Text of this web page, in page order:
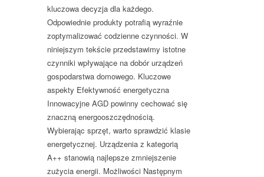
kluczowa decyzja dla każdego.
Odpowiednie produkty potrafią wyraźnie
zoptymalizować codzienne czynności. W
niniejszym tekście przedstawimy istotne
czynniki wpływające na dobór urządzeń
gospodarstwa domowego. Kluczowe
aspekty Efektywność energetyczna
Innowacyjne AGD powinny cechować się
znaczną energooszczędnością.
Wybierając sprzęt, warto sprawdzić klasie
energetycznej. Urządzenia z kategorią
A++ stanowią najlepsze zmniejszenie
zużycia energii. Możliwości Następnym